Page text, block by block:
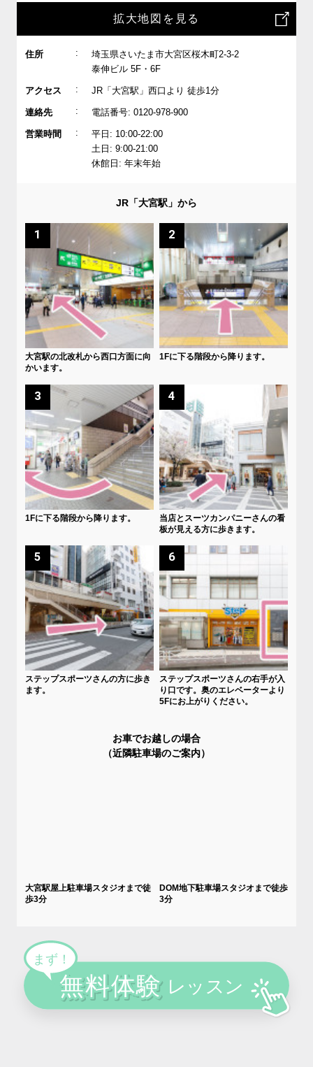
拡大地図を見る
住所 :
埼玉県さいたま市大宮区桜木町2-3-2
泰伸ビル 5F・6F
アクセス : JR「大宮駅」西口より 徒歩1分
連絡先 : 電話番号: 0120-978-900
営業時間 :
平日: 10:00-22:00
土日: 9:00-21:00
休館日: 年末年始
JR「大宮駅」から
1
大宮駅の北改札から西口方面に向
かいます。
2
1Fに下る階段から降ります。
3
1Fに下る階段から降ります。
4
当店とスーツカンパニーさんの看
板が見える方に歩きます。
5
ステップスポーツさんの方に歩き
ます。
6
ステップスポーツさんの右手が入
り口です。奥のエレベーターより
5Fにお上がりください。
お車でお越しの場合
（近隣駐車場のご案内）
大宮駅屋上駐車場スタジオまで徒
歩3分
DOM地下駐車場スタジオまで徒歩
3分